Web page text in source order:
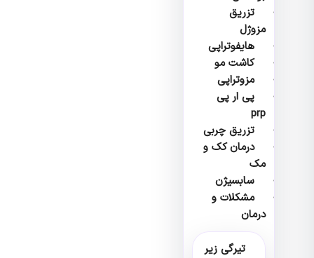
تزریق
مزوژل
هایفوتراپی
کاشت مو
مزوتراپی
پی ار پی
prp
تزریق چربی
درمان کک و
مک
سابسیژن
مشکلات و
درمان
تیرگی زیر